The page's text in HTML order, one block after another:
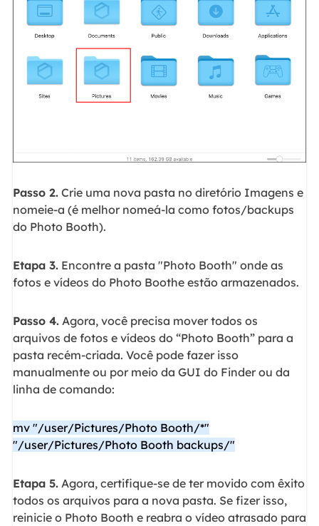
Passo 2.Crie uma nova pasta no diretório Imagens e
nomeie-a (é melhor nomeá-la como fotos/backups
do Photo Booth).
Etapa 3.Encontre a pasta "Photo Booth" onde as
fotos e vídeos do Photo Boothe estão armazenados.
Passo 4.Agora, você precisa mover todos os
arquivos de fotos e vídeos do “Photo Booth” para a
pasta recém-criada. Você pode fazer isso
manualmente ou por meio da GUI do Finder ou da
linha de comando:
mv "/user/Pictures/Photo Booth/*"
"/user/Pictures/Photo Booth backups/"
Etapa 5.Agora, certifique-se de ter movido com êxito
todos os arquivos para a nova pasta. Se fizer isso,
reinicie o Photo Booth e reabra o vídeo atrasado para